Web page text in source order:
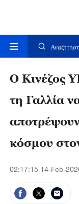
Αναζήτηση
Ο Κινέζος
τη Γαλλία
κόσμου
02:17:15 14-Feb-